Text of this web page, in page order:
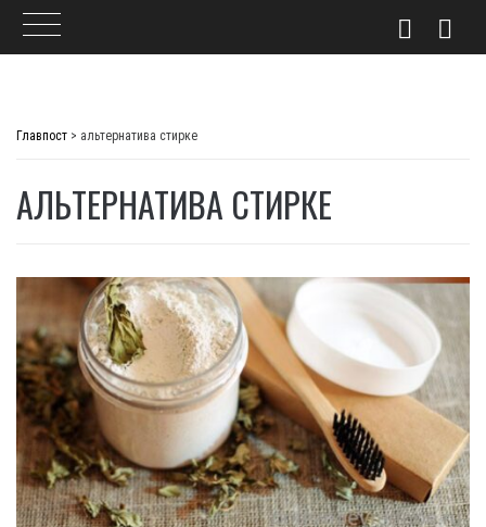
Главпост > альтернатива стирке
АЛЬТЕРНАТИВА СТИРКЕ